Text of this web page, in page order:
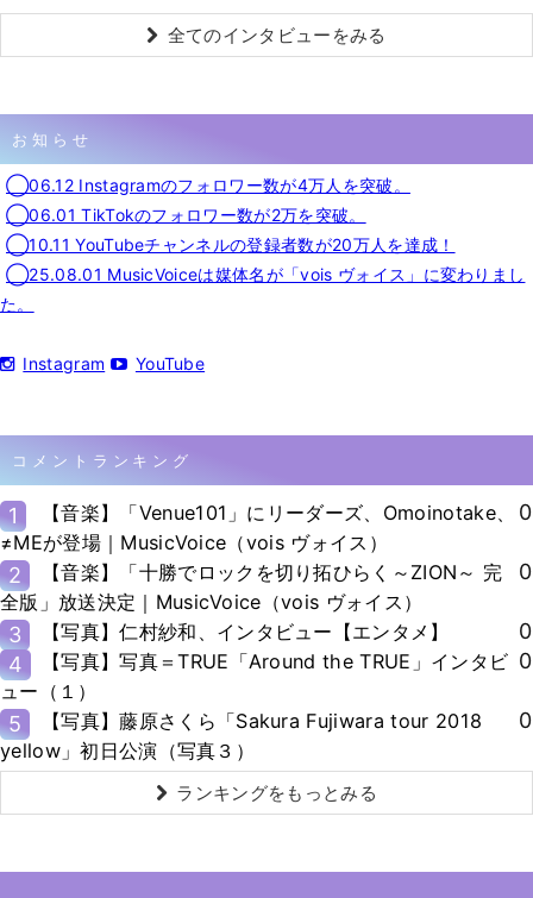
全てのインタビューをみる
お知らせ
◯06.12 Instagramのフォロワー数が4万人を突破。
◯06.01 TikTokのフォロワー数が2万を突破。
◯10.11 YouTubeチャンネルの登録者数が20万人を達成！
◯25.08.01 MusicVoiceは媒体名が「vois ヴォイス」に変わりまし
た。
Instagram YouTube
コメントランキング
1
【音楽】「Venue101」にリーダーズ、Omoinotake、
≠MEが登場｜MusicVoice（vois ヴォイス）
0
2
【音楽】「十勝でロックを切り拓ひらく～ZION～ 完
全版」放送決定｜MusicVoice（vois ヴォイス）
0
3 【写真】仁村紗和、インタビュー【エンタメ】
0
4
【写真】写真＝TRUE「Around the TRUE」インタビ
ュー（１）
0
5
【写真】藤原さくら「Sakura Fujiwara tour 2018
yellow」初日公演（写真３）
0
ランキングをもっとみる